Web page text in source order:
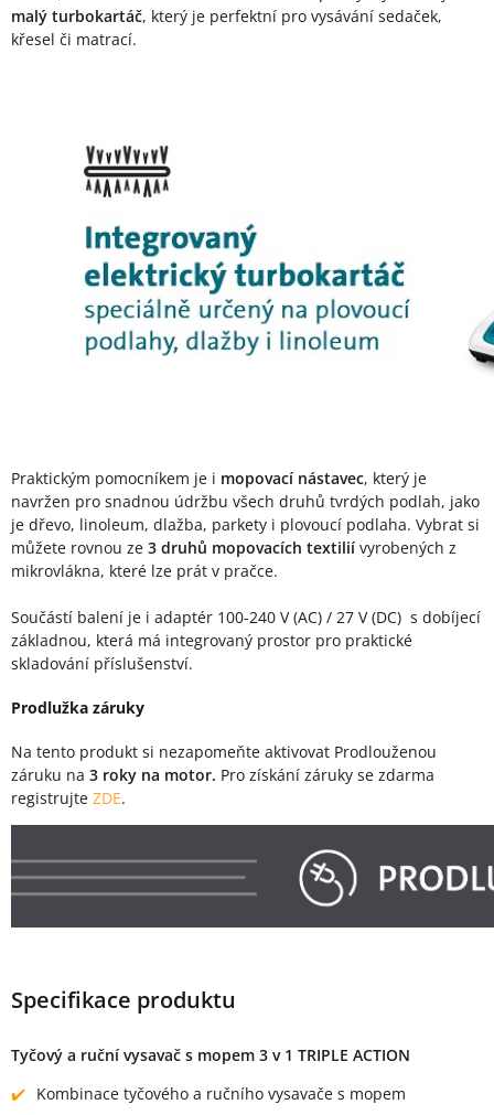
malý turbokartáč, který je perfektní pro vysávání sedaček,
křesel či matrací.
Praktickým pomocníkem je i mopovací nástavec, který je
navržen pro snadnou údržbu všech druhů tvrdých podlah, jako
je dřevo, linoleum, dlažba, parkety i plovoucí podlaha. Vybrat si
můžete rovnou ze 3 druhů mopovacích textilií vyrobených z
mikrovlákna, které lze prát v pračce.
Součástí balení je i adaptér 100-240 V (AC) / 27 V (DC) s dobíjecí
základnou, která má integrovaný prostor pro praktické
skladování příslušenství.
Prodlužka záruky
Na tento produkt si nezapomeňte aktivovat Prodlouženou
záruku na 3 roky na motor. Pro získání záruky se zdarma
registrujte ZDE.
Specifikace produktu
Tyčový a ruční vysavač s mopem 3 v 1 TRIPLE ACTION
Kombinace tyčového a ručního vysavače s mopem